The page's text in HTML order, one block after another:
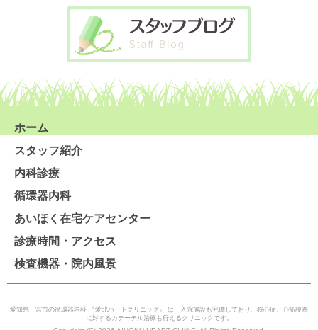
ホーム
スタッフ紹介
内科診療
循環器内科
あいほく在宅ケアセンター
診療時間・アクセス
検査機器・院内風景
愛知県一宮市の循環器内科 『愛北ハートクリニック』 は、入院施設も完備しており、狭心症、心筋梗塞
に対するカテーテル治療も行えるクリニックです。